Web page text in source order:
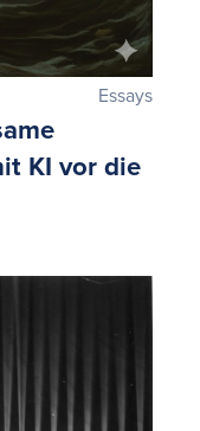
Essays
KI vor die